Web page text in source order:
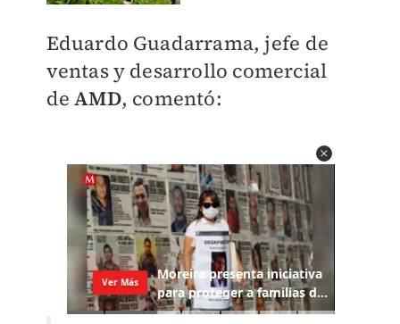
Eduardo Guadarrama, jefe de
ventas y desarrollo comercial
deAMD, comentó: